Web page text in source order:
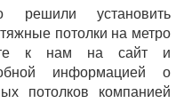
решили установить
потолки на метро
к нам на сайт и
информацией о
потолков компанией